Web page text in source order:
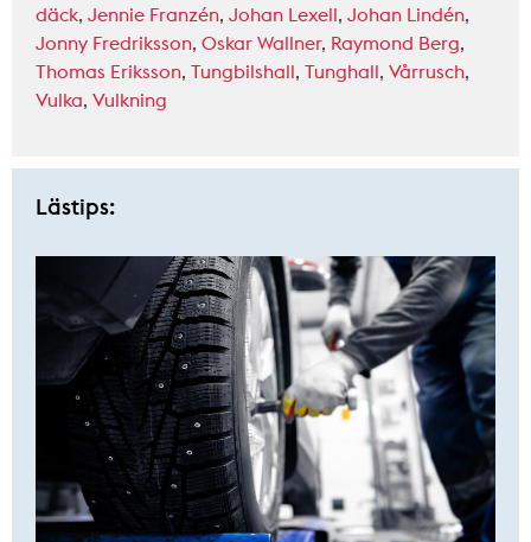
däck, Jennie Franzén, Johan Lexell, Johan Lindén,
Jonny Fredriksson, Oskar Wallner, Raymond Berg,
Thomas Eriksson, Tungbilshall, Tunghall, Vårrusch,
Vulka, Vulkning
Lästips: